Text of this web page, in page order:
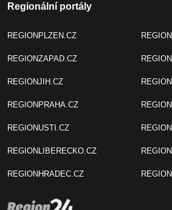
Regionální portály
REGIONPLZEN.CZ
REGIONZAPAD.CZ
REGIONJIH.CZ
REGIONPRAHA.CZ
REGIONUSTI.CZ
REGIONLIBERECKO.CZ
REGIONHRADEC.CZ